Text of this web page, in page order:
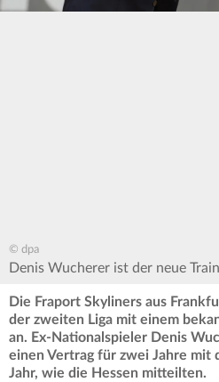
© dpa
Denis Wucherer ist der neue
Die Fraport Skyliners aus
der zweiten Liga mit einem
an. Ex-Nationalspieler Denis
einen Vertrag für zwei Jahre mit
Jahr, wie die Hessen mitteilten.